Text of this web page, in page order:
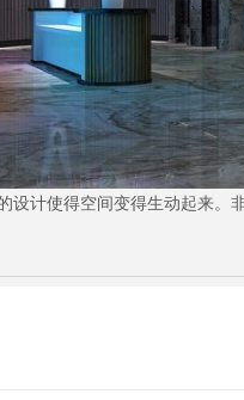
设计使得空间变得生动起来。